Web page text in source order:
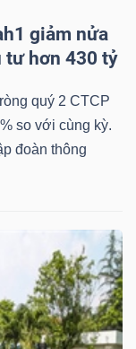
giảm nửa
tư hơn 430 tỷ
quý 2 CTCP
so với cùng kỳ.
đoàn thông